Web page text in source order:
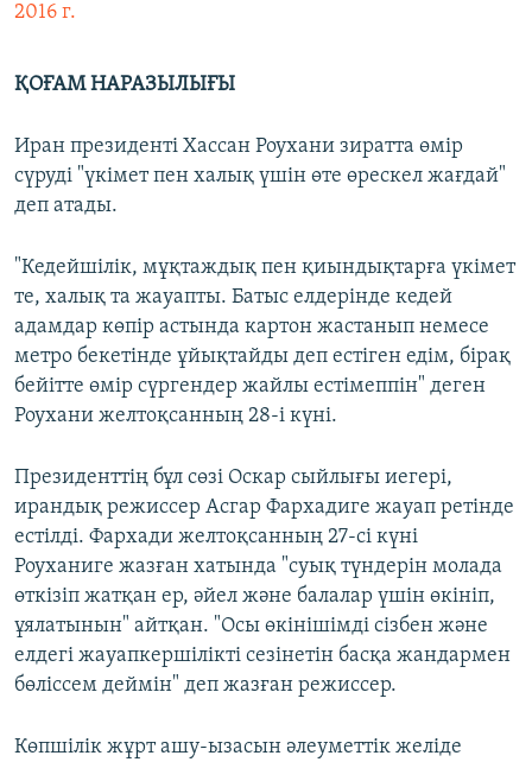
2016 г.
ҚОҒАМ НАРАЗЫЛЫҒЫ
Иран президенті Хассан Роухани зиратта өмір
сүруді "үкімет пен халық үшін өте өрескел жағдай"
деп атады.
"Кедейшілік, мұқтаждық пен қиындықтарға үкімет
те, халық та жауапты. Батыс елдерінде кедей
адамдар көпір астында картон жастанып немесе
метро бекетінде ұйықтайды деп естіген едім, бірақ
бейітте өмір сүргендер жайлы естімеппін" деген
Роухани желтоқсанның 28-і күні.
Президенттің бұл сөзі Оскар сыйлығы иегері,
ирандық режиссер Асгар Фархадиге жауап ретінде
естілді. Фархади желтоқсанның 27-сі күні
Роуханиге жазған хатында "суық түндерін молада
өткізіп жатқан ер, әйел және балалар үшін өкініп,
ұялатынын" айтқан. "Осы өкінішімді сізбен және
елдегі жауапкершілікті сезінетін басқа жандармен
бөліссем деймін" деп жазған режиссер.
Көпшілік жұрт ашу-ызасын әлеуметтік желіде